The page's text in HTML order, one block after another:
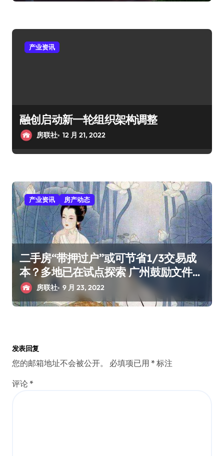
产业资讯
融创启动新一轮组织架构调整
房联社 12 月 21, 2022
产业资讯 房产动态
二手房“带押过户”或可节省1/3交易成
本？多地已在试点探索 广州鼓励文件也
来了房联社 9 月 23, 2022
发表回复
您的邮箱地址不会被公开。 必填项已用 * 标注
评论 *